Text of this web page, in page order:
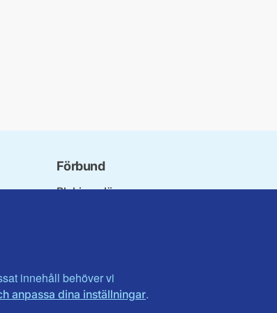
innehåll behöver vi
anpassa dina inställningar.
Förbund
Blekinge län
Visa fler ...